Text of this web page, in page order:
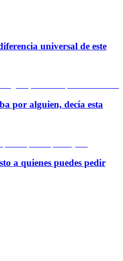
universal de este
por alguien, decía esta
a quienes puedes pedir